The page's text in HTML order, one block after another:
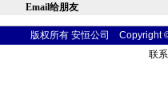
Email给朋友
版权所有 安恒公司 Copyright
联